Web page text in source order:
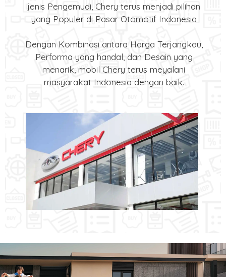
jenis Pengemudi, Chery terus menjadi pilihan
yang Populer di Pasar Otomotif Indonesia
Dengan Kombinasi antara Harga Terjangkau,
Performa yang handal, dan Desain yang
menarik, mobil Chery terus meyalani
masyarakat Indonesia dengan baik.